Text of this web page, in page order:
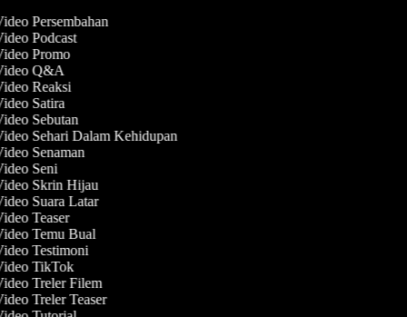
Persembahan
Podcast
Promo
Q&A
Reaksi
Satira
Sebutan
Sehari Dalam Kehidupan
Senaman
Seni
Skrin Hijau
Suara Latar
Teaser
Temu Bual
Testimoni
TikTok
Treler Filem
Treler Teaser